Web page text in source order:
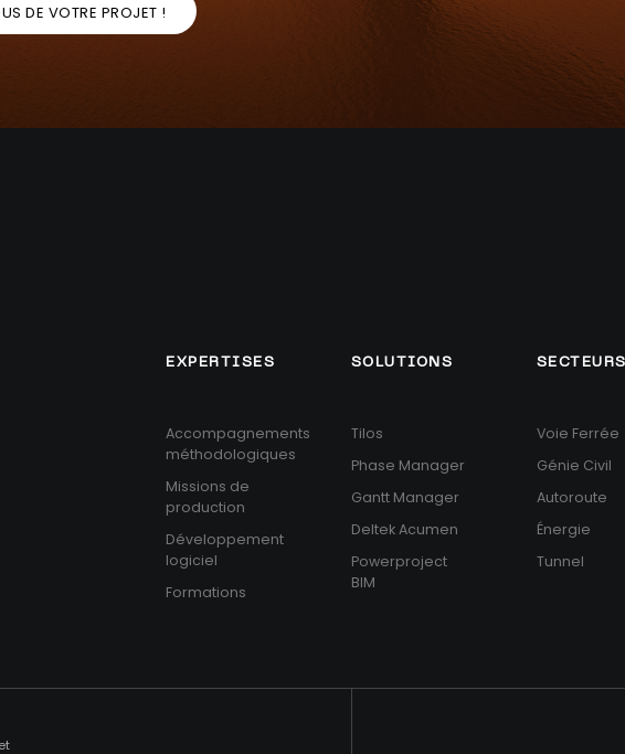
DE VOTRE PROJET !
EXPERTISES
Accompagnements
méthodologiques
Missions de
production
Développement
logiciel
Formations
SOLUTIONS
Tilos
Phase Manager
Gantt Manager
Deltek Acumen
Powerproject
BIM
SECTEURS
Voie Ferrée
Génie Civil
Autoroute
Énergie
Tunnel